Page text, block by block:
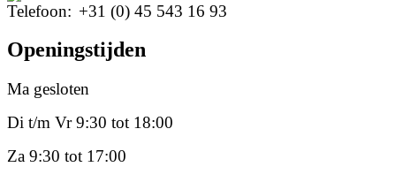
+31 (0) 45 543 16 93
Openingstijden
Ma gesloten
Di t/m Vr 9:30 tot 18:00
Za 9:30 tot 17:00